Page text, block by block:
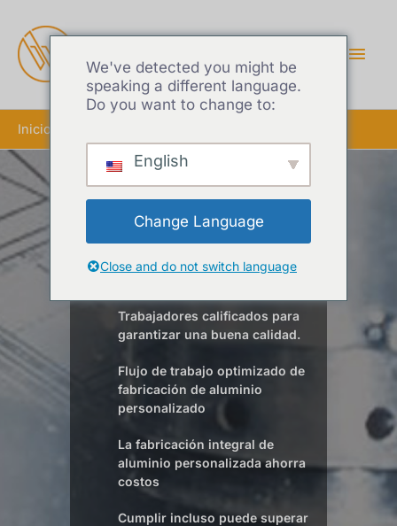
Inicio
Extrusión de aluminio
CNC
Trabajadores calificados para
garantizar una buena calidad.
Flujo de trabajo optimizado de
fabricación de aluminio
personalizado
La fabricación integral de
aluminio personalizada ahorra
costos
Cumplir incluso puede superar
We've detected you might be
speaking a different language.
Do you want to change to:
English
Change Language
Close and do not switch language